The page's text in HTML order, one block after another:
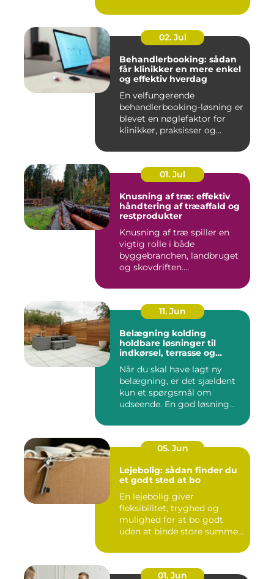
02. Jul
Behandlerbooking: sådan
får klinikker en mere enkel
og effektiv hverdag
En velfungerende
behandlerbooking-løsning er
blevet en nøglefaktor for
klinikker, praksisser og
01. Jul
Knusning af træ: effektiv
håndtering af træaffald og
restprodukter
Knusning af træ spiller en
vigtig rolle i både
byggebranchen, landbruget
og skovdriften....
11. Jun
Belægning kolding
holdbare løsninger til
indkørsel, terrasse og
Når du skal have lagt ny
belægning, er det sjældent
kun et spørgsmål om
udseende. En god løsning
05. Jun
Lejebolig: sådan finder du
et godt sted at bo
En lejebolig giver
fleksibilitet, tryghed og
mulighed for at bo godt
uden at binde store summer
01. Jun